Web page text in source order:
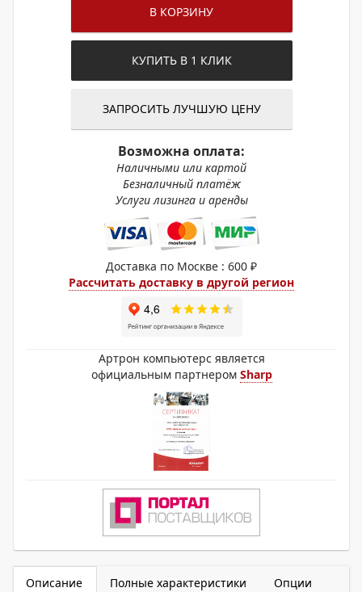
В КОРЗИНУ
КУПИТЬ В 1 КЛИК
ЗАПРОСИТЬ ЛУЧШУЮ ЦЕНУ
Возможна оплата:
Наличными или картой
Безналичный платёж
Услуги лизинга и аренды
Доставка по Москве : 600 ₽
Рассчитать доставку в другой регион
Артрон компьютерс является
официальным партнером Sharp
Описание Полные характеристики Опции